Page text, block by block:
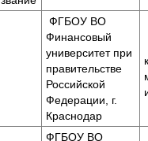
ФГБОУ ВО
Финансовый
университет при
правительстве
Российской
Федерации, г.
Краснодар
ФГБОУ ВО